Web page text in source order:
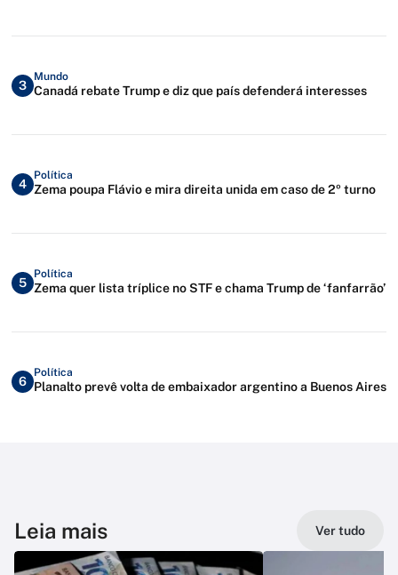
3
Mundo
Canadá rebate Trump e diz que país defenderá interesses
4
Política
Zema poupa Flávio e mira direita unida em caso de 2º turno
5
Política
Zema quer lista tríplice no STF e chama Trump de ‘fanfarrão’
6
Política
Planalto prevê volta de embaixador argentino a Buenos Aires
Leia mais Ver tudo